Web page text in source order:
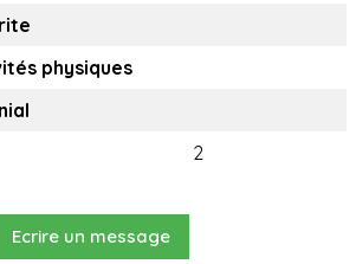
physiques
2
Ecrire un message